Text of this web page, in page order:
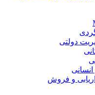
دولتی
و فروش